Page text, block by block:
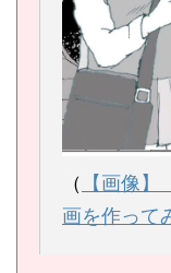
（
【画像
画を作って